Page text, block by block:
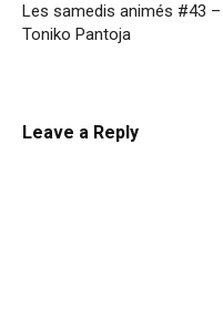
Les samedis animés #43 –
Toniko Pantoja
Leave a Reply